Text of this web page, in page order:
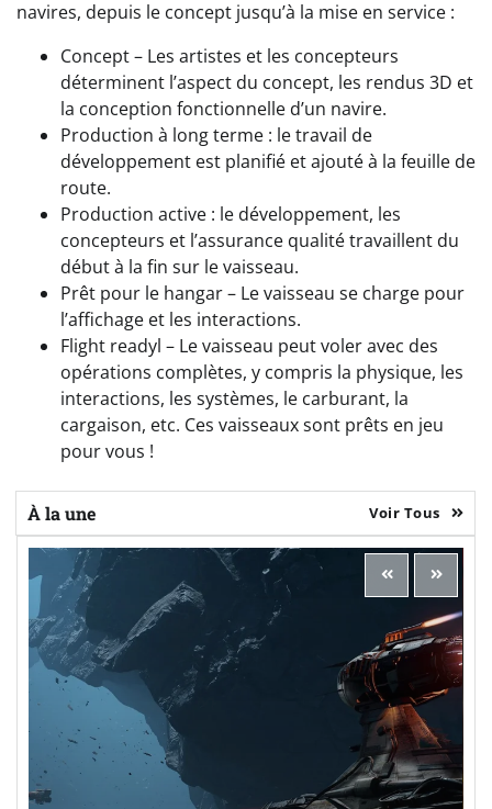
navires, depuis le concept jusqu’à la mise en service :
Concept – Les artistes et les concepteurs
déterminent l’aspect du concept, les rendus 3D et
la conception fonctionnelle d’un navire.
Production à long terme : le travail de
développement est planifié et ajouté à la feuille de
route.
Production active : le développement, les
concepteurs et l’assurance qualité travaillent du
début à la fin sur le vaisseau.
Prêt pour le hangar – Le vaisseau se charge pour
l’affichage et les interactions.
Flight readyl – Le vaisseau peut voler avec des
opérations complètes, y compris la physique, les
interactions, les systèmes, le carburant, la
cargaison, etc. Ces vaisseaux sont prêts en jeu
pour vous !
À la une Voir Tous